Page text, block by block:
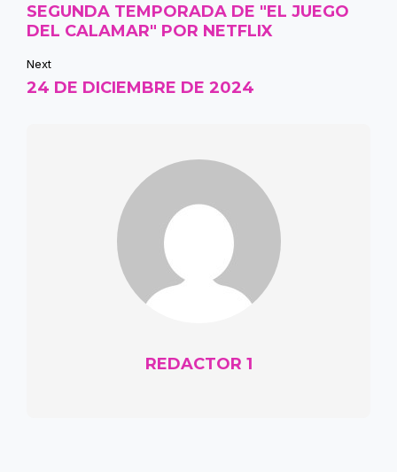
SEGUNDA TEMPORADA DE "EL JUEGO
DEL CALAMAR" POR NETFLIX
Next
24 DE DICIEMBRE DE 2024
REDACTOR 1